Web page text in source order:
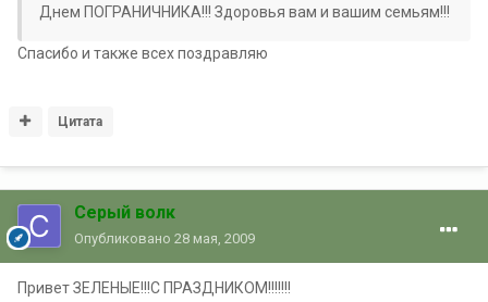
Днем ПОГРАНИЧНИКА!!! Здоровья вам и вашим семьям!!!
Спасибо и также всех поздравляю
Цитата
Серый волк
Опубликовано 28 мая, 2009
Привет ЗЕЛЕНЫЕ!!!С ПРАЗДНИКОМ!!!!!!!